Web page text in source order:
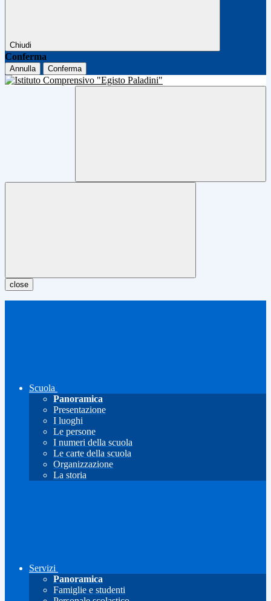
Chiudi
Conferma
Annulla Conferma
close
Scuola
Panoramica
Presentazione
I luoghi
Le persone
I numeri della scuola
Le carte della scuola
Organizzazione
La storia
Servizi
Panoramica
Famiglie e studenti